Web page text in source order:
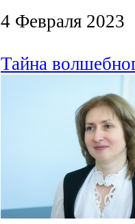
4 Февраля 2023
Тайна